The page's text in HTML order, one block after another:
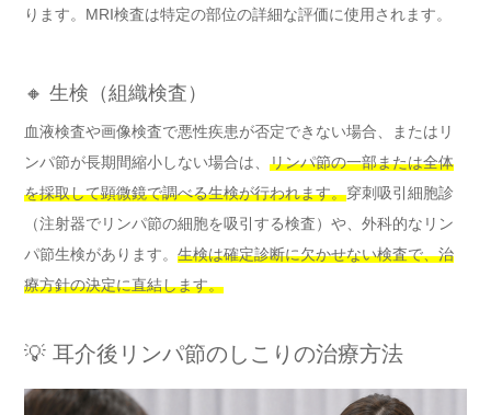
ります。MRI検査は特定の部位の詳細な評価に使用されます。
🔸 生検（組織検査）
血液検査や画像検査で悪性疾患が否定できない場合、またはリ
ンパ節が長期間縮小しない場合は、 リンパ節の一部または全体
を採取して顕微鏡で調べる生検が行われます。穿刺吸引細胞診
（注射器でリンパ節の細胞を吸引する検査）や、外科的なリン
パ節生検があります。 生検は確定診断に欠かせない検査で、治
療方針の決定に直結します。
💡 耳介後リンパ節のしこりの治療方法